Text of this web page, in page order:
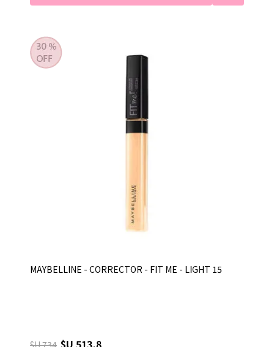
MAYBELLINE - CORRECTOR - FIT ME - LIGHT 15
$U 734 $U 513,8